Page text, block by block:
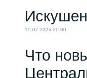
10.07.2026 20:00
Что